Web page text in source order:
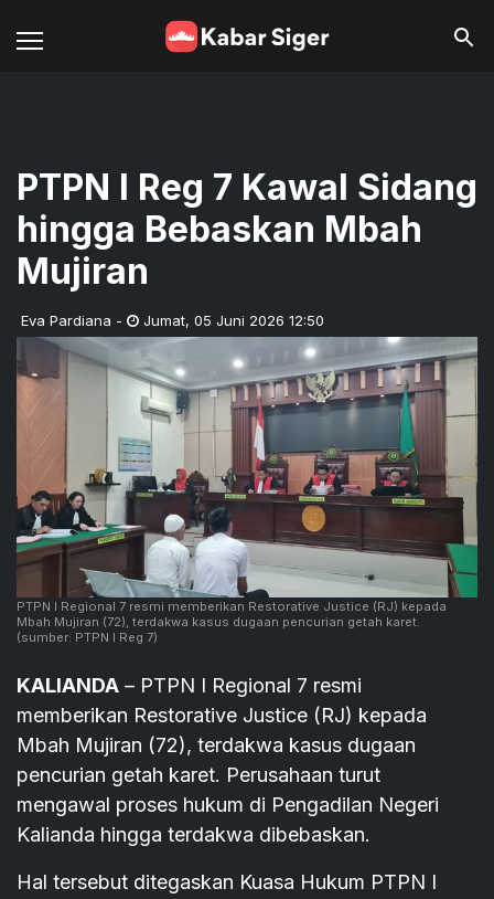
PTPN I Reg 7 Kawal Sidang
hingga Bebaskan Mbah
Mujiran
Eva Pardiana - Jumat, 05 Juni 2026 12:50
PTPN I Regional 7 resmi memberikan Restorative Justice (RJ) kepada
Mbah Mujiran (72), terdakwa kasus dugaan pencurian getah karet.
(sumber: PTPN I Reg 7)
KALIANDA – PTPN I Regional 7 resmi
memberikan Restorative Justice (RJ) kepada
Mbah Mujiran (72), terdakwa kasus dugaan
pencurian getah karet. Perusahaan turut
mengawal proses hukum di Pengadilan Negeri
Kalianda hingga terdakwa dibebaskan.
Hal tersebut ditegaskan Kuasa Hukum PTPN I